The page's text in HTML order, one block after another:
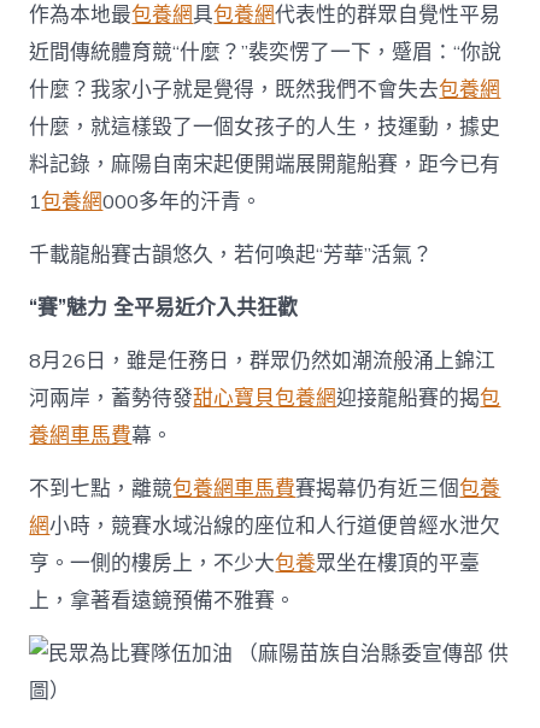
作為本地最包養網具包養網代表性的群眾自覺性平易
近間傳統體育競“什麼？”裴奕愣了一下，蹙眉：“你說
什麼？我家小子就是覺得，既然我們不會失去包養網
什麼，就這樣毀了一個女孩子的人生，技運動，據史
料記錄，麻陽自南宋起便開端展開龍船賽，距今已有
1包養網000多年的汗青。
千載龍船賽古韻悠久，若何喚起“芳華”活氣？
“賽”魅力 全平易近介入共狂歡
8月26日，雖是任務日，群眾仍然如潮流般涌上錦江
河兩岸，蓄勢待發甜心寶貝包養網迎接龍船賽的揭包
養網車馬費幕。
不到七點，離競包養網車馬費賽揭幕仍有近三個包養
網小時，競賽水域沿線的座位和人行道便曾經水泄欠
亨。一側的樓房上，不少大包養眾坐在樓頂的平臺
上，拿著看遠鏡預備不雅賽。